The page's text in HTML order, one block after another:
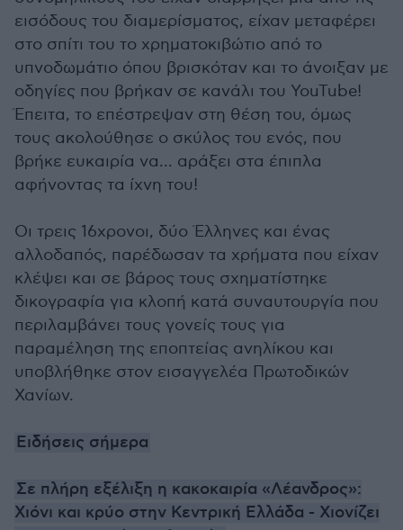
εισόδους του διαμερίσματος, είχαν μεταφέρει
στο σπίτι του το χρηματοκιβώτιο από το
υπνοδωμάτιο όπου βρισκόταν και το άνοιξαν με
οδηγίες που βρήκαν σε κανάλι του YouTube!
Έπειτα, το επέστρεψαν στη θέση του, όμως
τους ακολούθησε ο σκύλος του ενός, που
βρήκε ευκαιρία να... αράξει στα έπιπλα
αφήνοντας τα ίχνη του!
Οι τρεις 16χρονοι, δύο Έλληνες και ένας
αλλοδαπός, παρέδωσαν τα χρήματα που είχαν
κλέψει και σε βάρος τους σχηματίστηκε
δικογραφία για κλοπή κατά συναυτουργία που
περιλαμβάνει τους γονείς τους για
παραμέληση της εποπτείας ανηλίκου και
υποβλήθηκε στον εισαγγελέα Πρωτοδικών
Χανίων.
Ειδήσεις σήμερα
Σε πλήρη εξέλιξη η κακοκαιρία «Λέανδρος»:
Χιόνι και κρύο στην Κεντρική Ελλάδα - Χιονίζει